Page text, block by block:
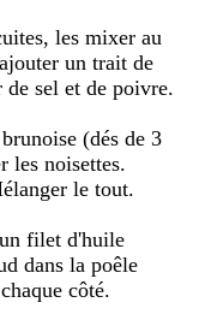
les mixer au
un trait de
de sel et de poivre.
(dés de 3
les noisettes.
le tout.
filet d'huile
dans la poêle
côté.